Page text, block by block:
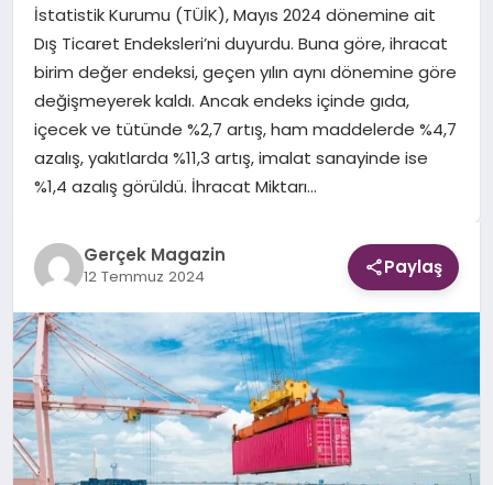
SIYASET
EKONOMI
DÜNYA
İstatistik Kurumu (TÜİK), Mayıs 2024 dönemine ait
Dış Ticaret Endeksleri’ni duyurdu. Buna göre, ihracat
birim değer endeksi, geçen yılın aynı dönemine göre
değişmeyerek kaldı. Ancak endeks içinde gıda,
içecek ve tütünde %2,7 artış, ham maddelerde %4,7
azalış, yakıtlarda %11,3 artış, imalat sanayinde ise
%1,4 azalış görüldü. İhracat Miktarı…
Gerçek Magazin
12 Temmuz 2024 Paylaş